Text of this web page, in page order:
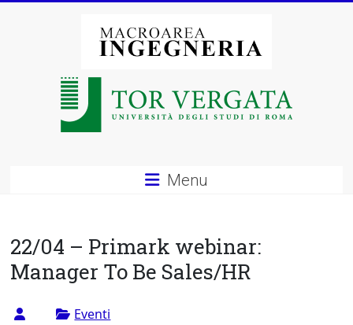
Macroarea
degli
Studi
di
Menu
22/04 – Primark webinar:
Manager To Be Sales/HR
Eventi